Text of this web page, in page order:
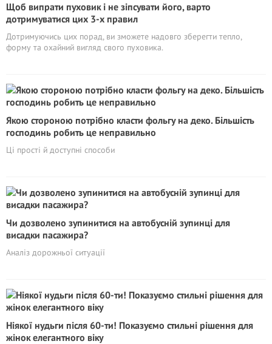
Щоб випрати пуховик і не зіпсувати його, варто
дотримуватися цих 3-х правил
Дотримуючись цих порад, ви зможете надовго зберегти тепло,
форму та охайний вигляд свого пуховика.
Якою стороною потрібно класти фольгу на деко. Більшість
господинь робить це неправильно
Ці прості й доступні способи
Чи дозволено зупинитися на автобусній зупинці для
висадки пасажира?
Аналіз дорожньої ситуації
Ніякої нудьги після 60-ти! Показуємо стильні рішення для
жінок елегантного віку